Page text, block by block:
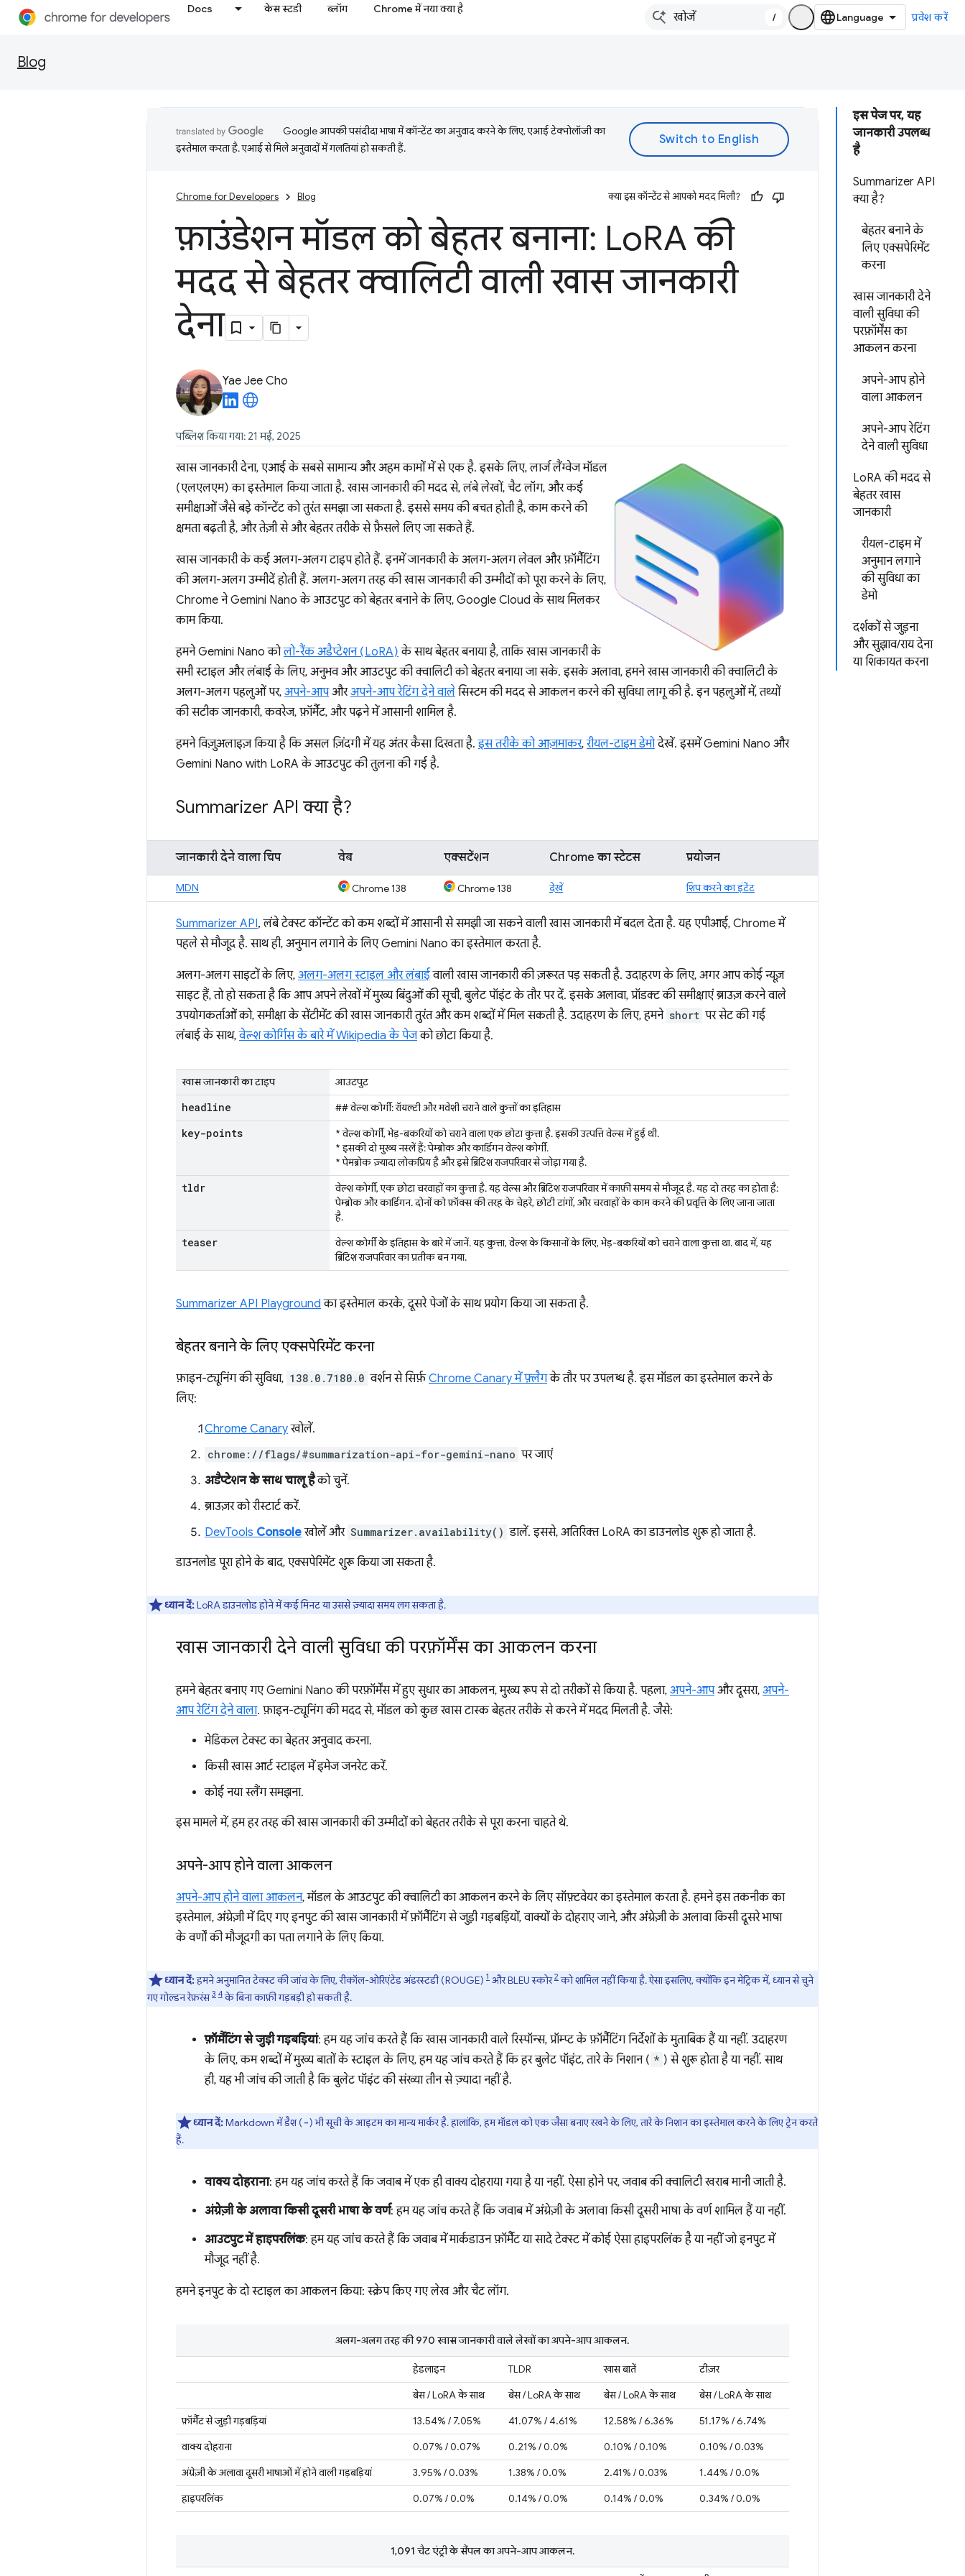
Docs केस स्टडी ब्लॉग Chrome में नया क्या है
/ प्रवेश करें
Blog
इस पेज पर, यह
जानकारी उपलब्ध
है
Summarizer API
क्या है?
बेहतर बनाने के
लिए एक्सपेरिमेंट
करना
खास जानकारी देने
वाली सुविधा की
परफ़ॉर्मेंस का
आकलन करना
अपने-आप होने
वाला आकलन
अपने-आप रेटिंग
देने वाली सुविधा
LoRA की मदद से
बेहतर खास
जानकारी
रीयल-टाइम में
अनुमान लगाने
की सुविधा का
डेमो
दर्शकों से जुड़ना
और सुझाव/राय देना
या शिकायत करना
Google आपकी पसंदीदा भाषा में कॉन्टेंट का अनुवाद करने के लिए, एआई टेक्नोलॉजी का
इस्तेमाल करता है. एआई से मिले अनुवादों में गलतियां हो सकती हैं.
Chrome for Developers Blog क्या इस कॉन्टेंट से आपको मदद मिली?
फ़ाउंडेशन मॉडल को बेहतर बनाना: LoRA की
मदद से बेहतर क्वालिटी वाली खास जानकारी
देना
Yae Jee Cho
पब्लिश किया गया: 21 मई, 2025
खास जानकारी देना, एआई के सबसे सामान्य और अहम कामों में से एक है. इसके लिए, लार्ज लैंग्वेज मॉडल
(एलएलएम) का इस्तेमाल किया जाता है. खास जानकारी की मदद से, लंबे लेखों, चैट लॉग, और कई
समीक्षाओं जैसे बड़े कॉन्टेंट को तुरंत समझा जा सकता है. इससे समय की बचत होती है, काम करने की
क्षमता बढ़ती है, और तेज़ी से और बेहतर तरीके से फ़ैसले लिए जा सकते हैं.
खास जानकारी के कई अलग-अलग टाइप होते हैं. इनमें जानकारी के अलग-अलग लेवल और फ़ॉर्मैटिंग
की अलग-अलग उम्मीदें होती हैं. अलग-अलग तरह की खास जानकारी की उम्मीदों को पूरा करने के लिए,
Chrome ने Gemini Nano के आउटपुट को बेहतर बनाने के लिए, Google Cloud के साथ मिलकर
काम किया.
हमने Gemini Nano कोलो-रैंक अडैप्टेशन (LoRA) के साथ बेहतर बनाया है, ताकि खास जानकारी के
सभी स्टाइल और लंबाई के लिए, अनुभव और आउटपुट की क्वालिटी को बेहतर बनाया जा सके. इसके अलावा, हमने खास जानकारी की क्वालिटी के
अलग-अलग पहलुओं पर, अपने-आपऔरअपने-आप रेटिंग देने वाले सिस्टम की मदद से आकलन करने की सुविधा लागू की है. इन पहलुओं में, तथ्यों
की सटीक जानकारी, कवरेज, फ़ॉर्मैट, और पढ़ने में आसानी शामिल है.
हमने विज़ुअलाइज़ किया है कि असल ज़िंदगी में यह अंतर कैसा दिखता है.इस तरीके को आज़माकर,रीयल-टाइम डेमोदेखें. इसमें Gemini Nano और
Gemini Nano with LoRA के आउटपुट की तुलना की गई है.
Summarizer API क्या है?
जानकारी देने वाला चिप वेब एक्सटेंशन Chrome का स्टेटस प्रयोजन
MDN Chrome 138 Chrome 138 देखें शिप करने का इंटेंट
Summarizer API, लंबे टेक्स्ट कॉन्टेंट को कम शब्दों में आसानी से समझी जा सकने वाली खास जानकारी में बदल देता है. यह एपीआई, Chrome में
पहले से मौजूद है. साथ ही, अनुमान लगाने के लिए Gemini Nano का इस्तेमाल करता है.
अलग-अलग साइटों के लिए, अलग-अलग स्टाइल और लंबाईवाली खास जानकारी की ज़रूरत पड़ सकती है. उदाहरण के लिए, अगर आप कोई न्यूज़
साइट हैं, तो हो सकता है कि आप अपने लेखों में मुख्य बिंदुओं की सूची, बुलेट पॉइंट के तौर पर दें. इसके अलावा, प्रॉडक्ट की समीक्षाएं ब्राउज़ करने वाले
उपयोगकर्ताओं को, समीक्षा के सेंटीमेंट की खास जानकारी तुरंत और कम शब्दों में मिल सकती है. उदाहरण के लिए, हमने short पर सेट की गई
लंबाई के साथ,वेल्श कोर्गिस के बारे में Wikipedia के पेजको छोटा किया है.
खास जानकारी का टाइप आउटपुट
headline ## वेल्श कोर्गी: रॉयल्टी और मवेशी चराने वाले कुत्तों का इतिहास
key-points
* वेल्श कोर्गी, भेड़-बकरियों को चराने वाला एक छोटा कुत्ता है. इसकी उत्पत्ति वेल्स में हुई थी.
* इसकी दो मुख्य नस्लें हैं: पेम्ब्रोक और कार्डिगन वेल्श कोर्गी.
* पेमब्रोक ज़्यादा लोकप्रिय है और इसे ब्रिटिश राजपरिवार से जोड़ा गया है.
tldr
वेल्श कोर्गी, एक छोटा चरवाहों का कुत्ता है. यह वेल्स और ब्रिटिश राजपरिवार में काफ़ी समय से मौजूद है. यह दो तरह का होता है:
पेम्ब्रोक और कार्डिगन. दोनों को फ़ॉक्स की तरह के चेहरे, छोटी टांगों, और चरवाहों के काम करने की प्रवृत्ति के लिए जाना जाता
है.
teaser
वेल्श कोर्गी के इतिहास के बारे में जानें. यह कुत्ता, वेल्श के किसानों के लिए, भेड़-बकरियों को चराने वाला कुत्ता था. बाद में, यह
ब्रिटिश राजपरिवार का प्रतीक बन गया.
Summarizer API Playground का इस्तेमाल करके, दूसरे पेजों के साथ प्रयोग किया जा सकता है.
बेहतर बनाने के लिए एक्सपेरिमेंट करना
फ़ाइन-ट्यूनिंग की सुविधा, 138.0.7180.0 वर्शन से सिर्फ़Chrome Canary में फ़्लैगके तौर पर उपलब्ध है. इस मॉडल का इस्तेमाल करने के
लिए:
Chrome Canaryखोलें.
chrome://flags/#summarization-api-for-gemini-nano पर जाएं
अडैप्टेशन के साथ चालू हैको चुनें.
ब्राउज़र को रीस्टार्ट करें.
DevTools Consoleखोलें और Summarizer.availability() डालें. इससे, अतिरिक्त LoRA का डाउनलोड शुरू हो जाता है.
डाउनलोड पूरा होने के बाद, एक्सपेरिमेंट शुरू किया जा सकता है.
ध्यान दें:LoRA डाउनलोड होने में कई मिनट या उससे ज़्यादा समय लग सकता है.
खास जानकारी देने वाली सुविधा की परफ़ॉर्मेंस का आकलन करना
हमने बेहतर बनाए गए Gemini Nano की परफ़ॉर्मेंस में हुए सुधार का आकलन, मुख्य रूप से दो तरीकों से किया है. पहला, अपने-आपऔर दूसरा, अपने-
आप रेटिंग देने वाला. फ़ाइन-ट्यूनिंग की मदद से, मॉडल को कुछ खास टास्क बेहतर तरीके से करने में मदद मिलती है. जैसे:
मेडिकल टेक्स्ट का बेहतर अनुवाद करना.
किसी खास आर्ट स्टाइल में इमेज जनरेट करें.
कोई नया स्लैंग समझना.
इस मामले में, हम हर तरह की खास जानकारी की उम्मीदों को बेहतर तरीके से पूरा करना चाहते थे.
अपने-आप होने वाला आकलन
अपने-आप होने वाला आकलन, मॉडल के आउटपुट की क्वालिटी का आकलन करने के लिए सॉफ़्टवेयर का इस्तेमाल करता है. हमने इस तकनीक का
इस्तेमाल, अंग्रेज़ी में दिए गए इनपुट की खास जानकारी में फ़ॉर्मैटिंग से जुड़ी गड़बड़ियों, वाक्यों के दोहराए जाने, और अंग्रेज़ी के अलावा किसी दूसरे भाषा
के वर्णों की मौजूदगी का पता लगाने के लिए किया.
ध्यान दें:हमने अनुमानित टेक्स्ट की जांच के लिए, रीकॉल-ओरिएंटेड अंडरस्टडी (ROUGE) 1 और BLEU स्कोर2 को शामिल नहीं किया है. ऐसा इसलिए, क्योंकि इन मेट्रिक में, ध्यान से चुने
गए गोल्डन रेफ़रंस3 4के बिना काफ़ी गड़बड़ी हो सकती है.
फ़ॉर्मैटिंग से जुड़ी गड़बड़ियां: हम यह जांच करते हैं कि खास जानकारी वाले रिस्पॉन्स, प्रॉम्प्ट के फ़ॉर्मैटिंग निर्देशों के मुताबिक हैं या नहीं. उदाहरण
के लिए, कम शब्दों में मुख्य बातों के स्टाइल के लिए, हम यह जांच करते हैं कि हर बुलेट पॉइंट, तारे के निशान ( * ) से शुरू होता है या नहीं. साथ
ही, यह भी जांच की जाती है कि बुलेट पॉइंट की संख्या तीन से ज़्यादा नहीं है.
ध्यान दें:Markdown में डैश (-) भी सूची के आइटम का मान्य मार्कर है. हालांकि, हम मॉडल को एक जैसा बनाए रखने के लिए, तारे के निशान का इस्तेमाल करने के लिए ट्रेन करते
हैं.
वाक्य दोहराना: हम यह जांच करते हैं कि जवाब में एक ही वाक्य दोहराया गया है या नहीं. ऐसा होने पर, जवाब की क्वालिटी खराब मानी जाती है.
अंग्रेज़ी के अलावा किसी दूसरी भाषा के वर्ण: हम यह जांच करते हैं कि जवाब में अंग्रेज़ी के अलावा किसी दूसरी भाषा के वर्ण शामिल हैं या नहीं.
आउटपुट में हाइपरलिंक: हम यह जांच करते हैं कि जवाब में मार्कडाउन फ़ॉर्मैट या सादे टेक्स्ट में कोई ऐसा हाइपरलिंक है या नहीं जो इनपुट में
मौजूद नहीं है.
हमने इनपुट के दो स्टाइल का आकलन किया: स्क्रेप किए गए लेख और चैट लॉग.
हेडलाइन TLDR खास बातें
टीज़र
बेस / LoRA के साथ
बेस / LoRA के साथ बेस / LoRA के साथ
बेस / LoRA के साथ
फ़ॉर्मैट से जुड़ी गड़बड़ियां
13.54% / 7.05% 41.07% / 4.61% 12.58% / 6.36%
51.17% / 6.74%
वाक्य दोहराना
0.07% / 0.07% 0.21% / 0.0% 0.10% / 0.10%
0.10% / 0.03%
अंग्रेज़ी के अलावा दूसरी भाषाओं में होने वाली गड़बड़ियां
3.95% / 0.03% 1.38% / 0.0% 2.41% / 0.03%
1.44% / 0.0%
हाइपरलिंक
0.07% / 0.0% 0.14% / 0.0% 0.14% / 0.0% 0.34% / 0.0%
अलग-अलग तरह की 970 खास जानकारी वाले लेखों का अपने-आप आकलन.
1,091 चैट एंट्री के सैंपल का अपने-आप आकलन.